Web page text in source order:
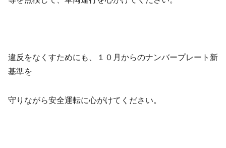
違反をなくすためにも、１０月からのナンバープレート新
基準を
守りながら安全運転に心がけてください。